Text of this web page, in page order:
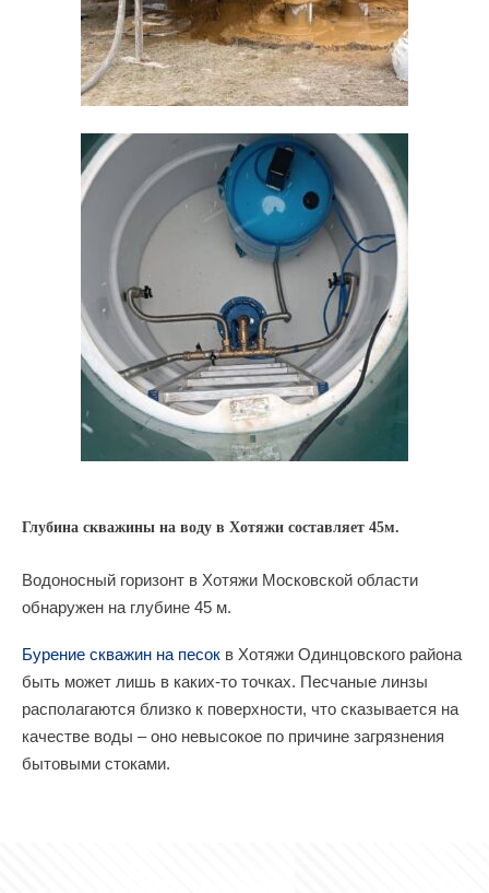
Глубина скважины на воду в Хотяжи составляет 45м.
Водоносный горизонт в Хотяжи Московской области
обнаружен на глубине 45 м.
Бурение скважин на песок в Хотяжи Одинцовского района
быть может лишь в каких-то точках. Песчаные линзы
располагаются близко к поверхности, что сказывается на
качестве воды – оно невысокое по причине загрязнения
бытовыми стоками.